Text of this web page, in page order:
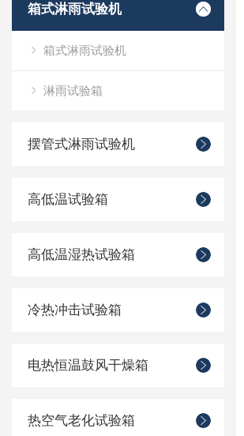
箱式淋雨试验机
箱式淋雨试验机
淋雨试验箱
摆管式淋雨试验机
高低温试验箱
高低温湿热试验箱
冷热冲击试验箱
电热恒温鼓风干燥箱
热空气老化试验箱